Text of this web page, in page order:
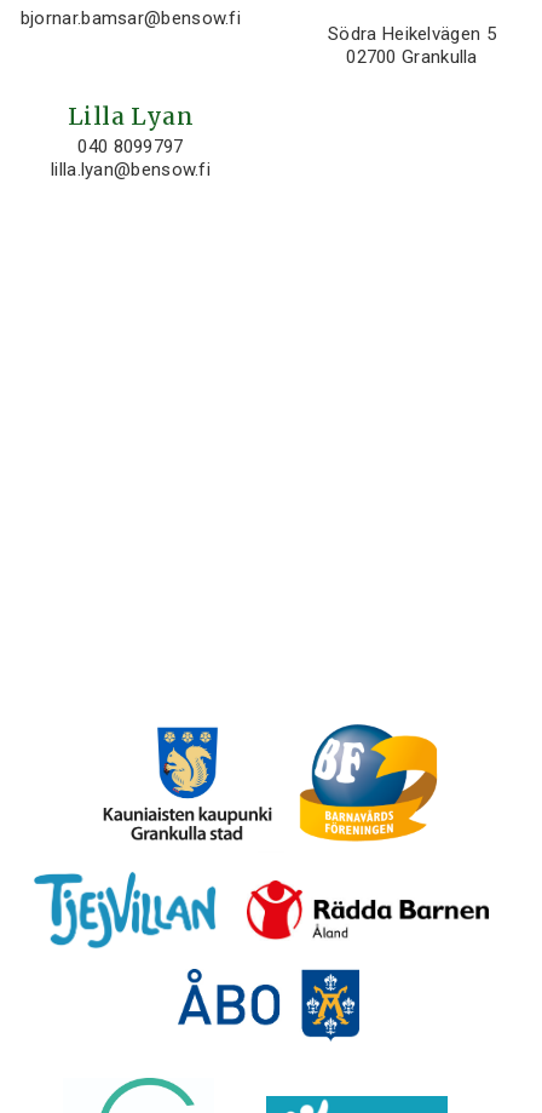
bjornar.bamsar@bensow.fi
Lilla Lyan
040 8099797
lilla.lyan@bensow.fi
Södra Heikelvägen 5
02700 Grankulla